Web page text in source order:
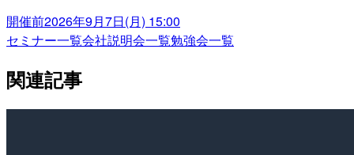
開催前2026年9月7日(月) 15:00
セミナー一覧会社説明会一覧勉強会一覧
関連記事